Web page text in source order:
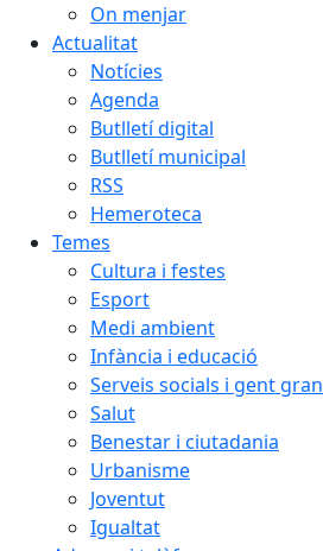
On menjar
Actualitat
Notícies
Agenda
Butlletí digital
Butlletí municipal
RSS
Hemeroteca
Temes
Cultura i festes
Esport
Medi ambient
Infància i educació
Serveis socials i gent gran
Salut
Benestar i ciutadania
Urbanisme
Joventut
Igualtat